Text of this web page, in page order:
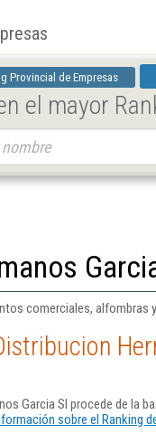
Provincial de Empresas
el mayor
comerciales, alfombras
Garcia Sl procede de la
sobre el Ranking